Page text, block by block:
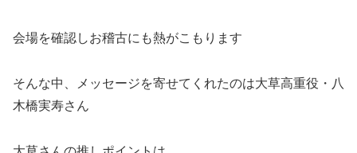
会場を確認しお稽古にも熱がこもります
そんな中、メッセージを寄せてくれたのは大草高重役・八
木橋実寿さん